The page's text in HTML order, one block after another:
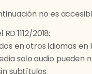
no es
1112/2018:
en otros idiomas
solo audio pueden
subtítulos